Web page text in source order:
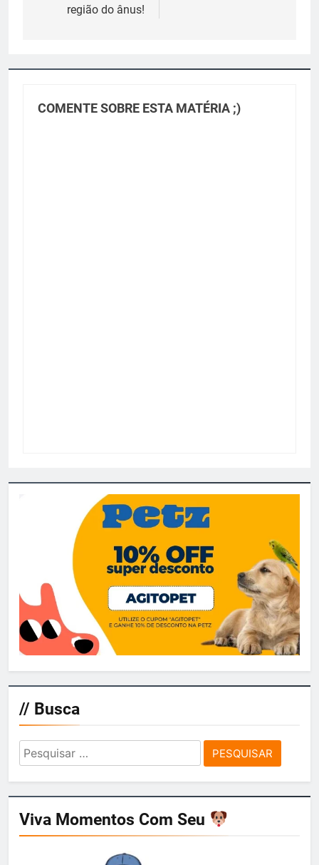
região do ânus!
COMENTE SOBRE ESTA MATÉRIA ;)
// Busca
Pesquisar
por:
Viva Momentos Com Seu